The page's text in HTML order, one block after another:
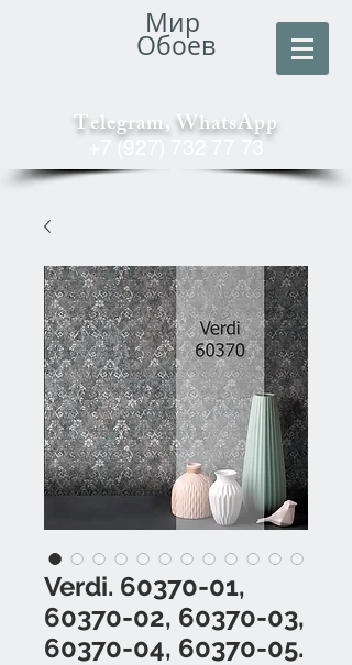
Мир
Обоев
Telegram, WhatsApp
+7 (927) 732 77 73
Verdi. 60370-01,
60370-02, 60370-03,
60370-04, 60370-05.